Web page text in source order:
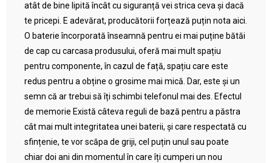
atât de bine lipită încât cu siguranță vei strica ceva și dacă
te pricepi. E adevărat, producătorii forțează puțin nota aici.
O baterie încorporată înseamnă pentru ei mai puține bătăi
de cap cu carcasa produsului, oferă mai mult spațiu
pentru componente, în cazul de față, spațiu care este
redus pentru a obține o grosime mai mică. Dar, este și un
semn că ar trebui să îți schimbi telefonul mai des. Efectul
de memorie Există câteva reguli de bază pentru a păstra
cât mai mult integritatea unei baterii, și care respectată cu
sfințenie, te vor scăpa de griji, cel puțin unul sau poate
chiar doi ani din momentul în care îți cumperi un nou